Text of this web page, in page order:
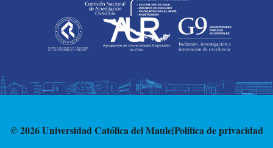
© 2026 Universidad Católica del Maule|Política de privacidad